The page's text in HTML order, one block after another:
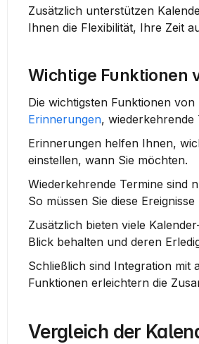
Zusätzlich unterstützen
Ihnen die Flexibilität, Ihre Zeit
Wichtige Funktionen
Erinnerungen, wiederkehrende
Erinnerungen helfen Ihnen,
einstellen, wann Sie möchten.
Wiederkehrende Termine sind
So müssen Sie diese
Zusätzlich bieten viele
Blick behalten und deren
Schließlich sind Integration mit
Funktionen erleichtern die
Vergleich der